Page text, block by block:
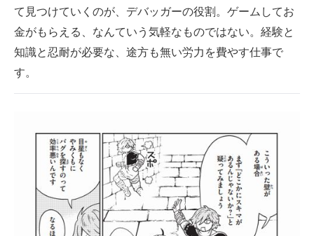
て見つけていくのが、デバッガーの役割。ゲームしてお
金がもらえる、なんていう気軽なものではない。経験と
知識と忍耐が必要な、途方も無い労力を費やす仕事で
す。